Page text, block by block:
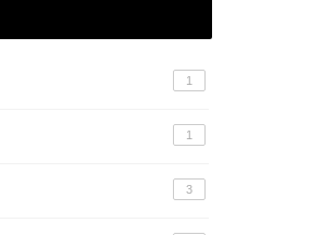
1
1
3